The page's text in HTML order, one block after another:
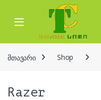
Skip to navigation
Skip to content
Open
მთავარი Shop
Razer